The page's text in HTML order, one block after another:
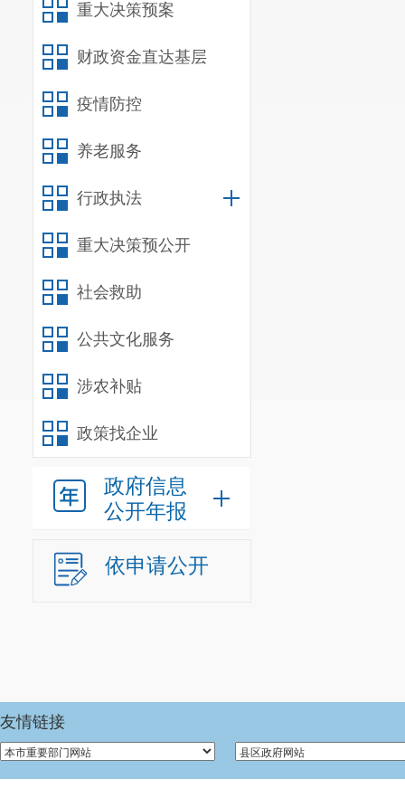
重大决策预案
财政资金直达基层
疫情防控
养老服务
行政执法
重大决策预公开
社会救助
公共文化服务
涉农补贴
政策找企业
政府信息
公开年报
依申请公开
友情链接